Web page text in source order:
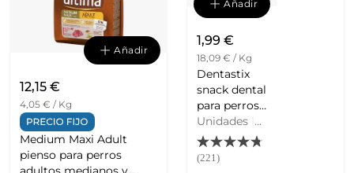
Añadir
12,15 €
4,05 € / Kg
Medium Maxi Adult
pienso para perros
Añadir
1,99 €
18,09 € / Kg
Dentastix
snack dental
para perros
de tamaño
pequeño 7
PEDIGREE
Unidades
15,7 G
(221)